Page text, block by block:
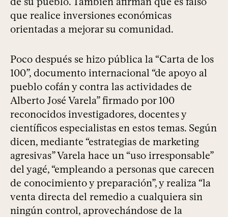
que realice inversiones económicas
orientadas a mejorar su comunidad.
Poco después se hizo pública la “Carta de los
100”, documento internacional “de apoyo al
pueblo cofán y contra las actividades de
Alberto José Varela” firmado por 100
reconocidos investigadores, docentes y
científicos especialistas en estos temas. Según
dicen, mediante “estrategias de marketing
agresivas” Varela hace un “uso irresponsable”
del yagé, “empleando a personas que carecen
de conocimiento y preparación”, y realiza “la
venta directa del remedio a cualquiera sin
ningún control, aprovechándose de la